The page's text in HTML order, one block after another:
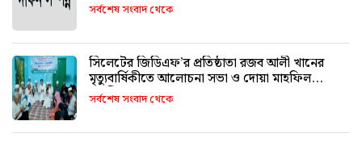
সর্বশেষ সংবাদ থেকে
সিলেটের জিডিএফ’র প্রতিষ্ঠাতা রজব আলী খানের
মৃত্যুবার্ষিকীতে আলোচনা সভা ও দোয়া মাহফিল
অনুষ্ঠিত
সর্বশেষ সংবাদ থেকে